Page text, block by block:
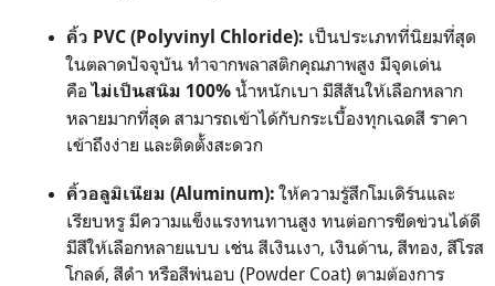
คิ้ว PVC (Polyvinyl Chloride): เป็นประเภทที่นิยมที่สุด
ในตลาดปัจจุบัน ทำจากพลาสติกคุณภาพสูง มีจุดเด่น
คือไม่เป็นสนิม 100% น้ำหนักเบา มีสีสันให้เลือกหลาก
หลายมากที่สุด สามารถเข้าได้กับกระเบื้องทุกเฉดสี ราคา
เข้าถึงง่าย และติดตั้งสะดวก
คิ้วอลูมิเนียม (Aluminum): ให้ความรู้สึกโมเดิร์นและ
เรียบหรู มีความแข็งแรงทนทานสูง ทนต่อการขีดข่วนได้ดี
มีสีให้เลือกหลายแบบ เช่น สีเงินเงา, เงินด้าน, สีทอง, สีโรส
โกลด์, สีดำ หรือสีพ่นอบ (Powder Coat) ตามต้องการ